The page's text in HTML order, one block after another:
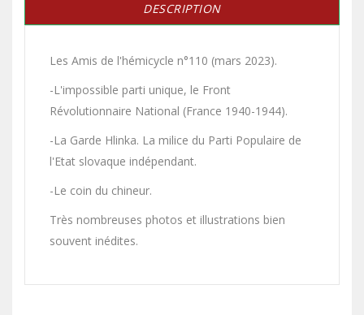
DESCRIPTION
Les Amis de l'hémicycle n°110 (mars 2023).
-L'impossible parti unique, le Front
Révolutionnaire National (France 1940-1944).
-La Garde Hlinka. La milice du Parti Populaire de
l'Etat slovaque indépendant.
-Le coin du chineur.
Très nombreuses photos et illustrations bien
souvent inédites.